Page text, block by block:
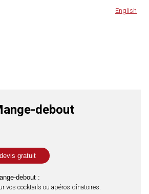
English
English
installation à Lyon, Rhône Alpes et en France
debout
gratuit
debout :
vos cocktails ou apéros dînatoires.